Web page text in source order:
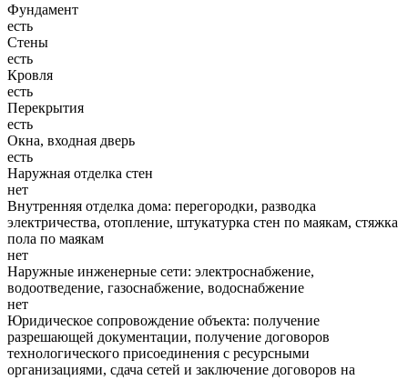
Фундамент
есть
Стены
есть
Кровля
есть
Перекрытия
есть
Окна, входная дверь
есть
Наружная отделка стен
нет
Внутренняя отделка дома: перегородки, разводка
электричества, отопление, штукатурка стен по маякам, стяжка
пола по маякам
нет
Наружные инженерные сети: электроснабжение,
водоотведение, газоснабжение, водоснабжение
нет
Юридическое сопровождение объекта: получение
разрешающей документации, получение договоров
технологического присоединения с ресурсными
организациями, сдача сетей и заключение договоров на